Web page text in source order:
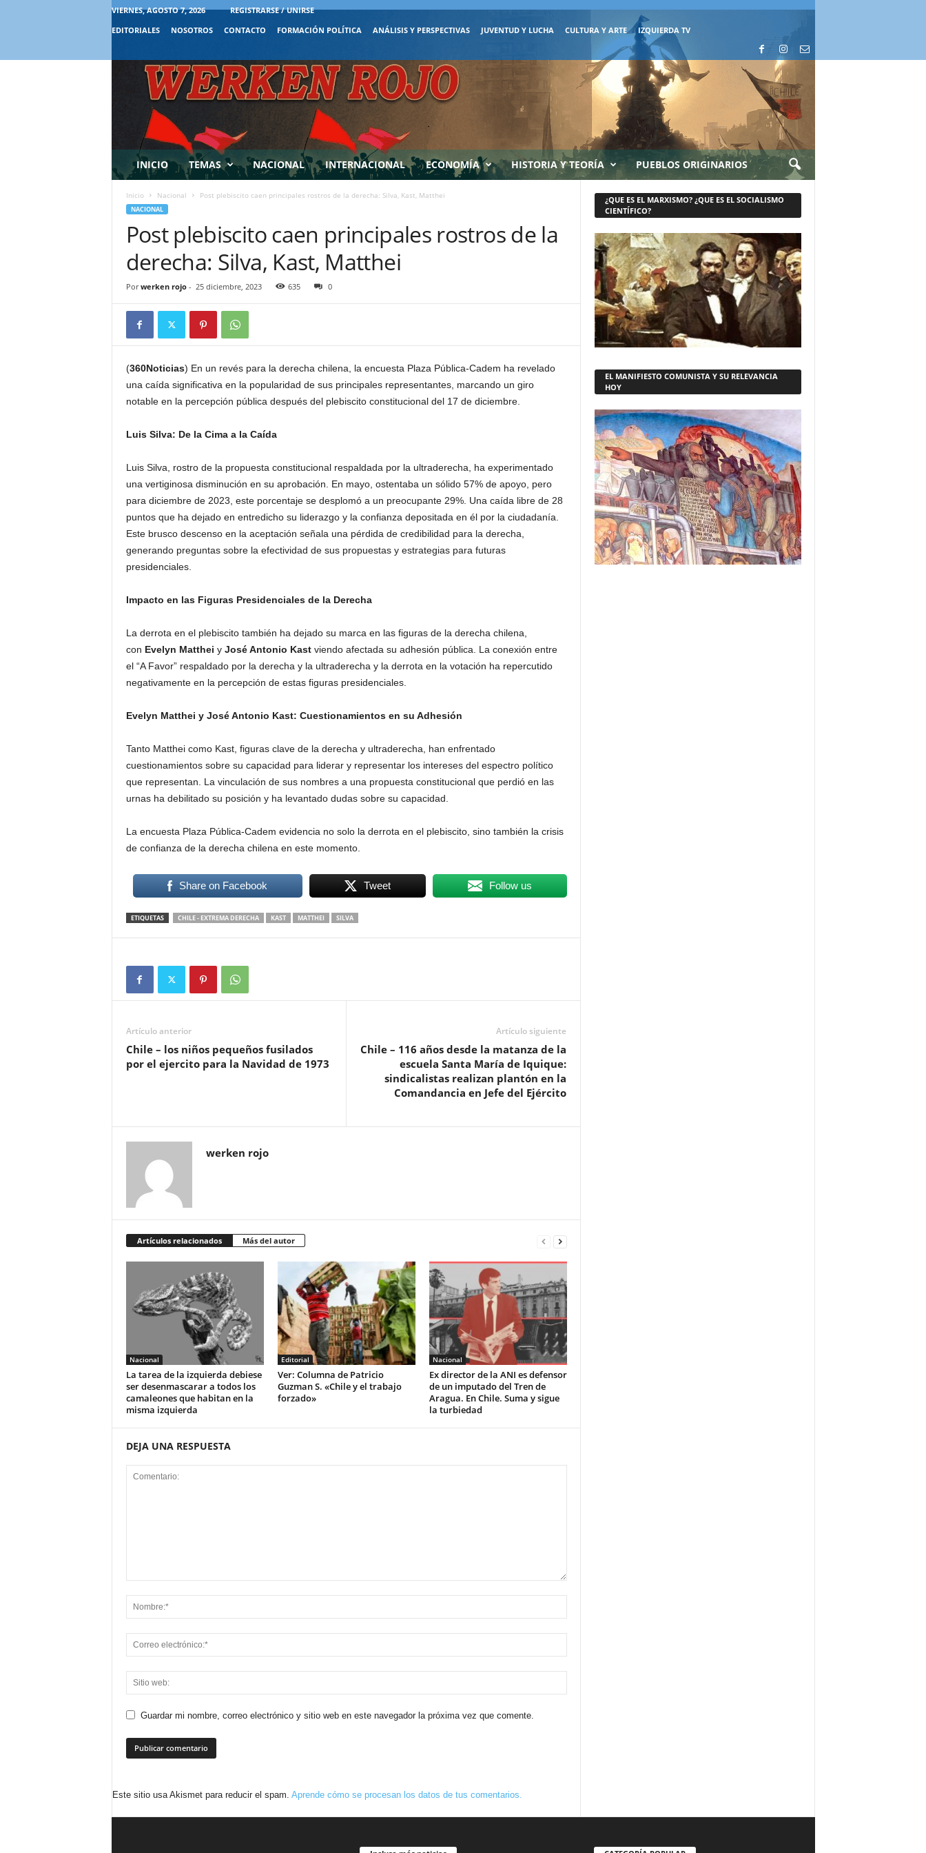
VIERNES, AGOSTO 7, 2026
REGISTRARSE / UNIRSE
EDITORIALES
NOSOTROS CONTACTO FORMACIÓN POLÍTICA ANÁLISIS Y PERSPECTIVAS JUVENTUD Y LUCHA CULTURA Y ARTE IZQUIERDA TV
INICIO TEMAS NACIONAL INTERNACIONAL ECONOMÍA HISTORIA Y TEORÍA PUEBLOS ORIGINARIOS
Inicio Nacional Post plebiscito caen principales rostros de la derecha: Silva, Kast, Matthei
NACIONAL
Post plebiscito caen principales rostros de la
derecha: Silva, Kast, Matthei
Por werken rojo- 25 diciembre, 2023 635 0
(360Noticias) En un revés para la derecha chilena, la encuesta Plaza Pública-Cadem ha revelado
una caída significativa en la popularidad de sus principales representantes, marcando un giro
notable en la percepción pública después del plebiscito constitucional del 17 de diciembre.
Luis Silva: De la Cima a la Caída
Luis Silva, rostro de la propuesta constitucional respaldada por la ultraderecha, ha experimentado
una vertiginosa disminución en su aprobación. En mayo, ostentaba un sólido 57% de apoyo, pero
para diciembre de 2023, este porcentaje se desplomó a un preocupante 29%. Una caída libre de 28
puntos que ha dejado en entredicho su liderazgo y la confianza depositada en él por la ciudadanía.
Este brusco descenso en la aceptación señala una pérdida de credibilidad para la derecha,
generando preguntas sobre la efectividad de sus propuestas y estrategias para futuras
presidenciales.
Impacto en las Figuras Presidenciales de la Derecha
La derrota en el plebiscito también ha dejado su marca en las figuras de la derecha chilena,
con Evelyn Matthei y José Antonio Kast viendo afectada su adhesión pública. La conexión entre
el “A Favor” respaldado por la derecha y la ultraderecha y la derrota en la votación ha repercutido
negativamente en la percepción de estas figuras presidenciales.
Evelyn Matthei y José Antonio Kast: Cuestionamientos en su Adhesión
Tanto Matthei como Kast, figuras clave de la derecha y ultraderecha, han enfrentado
cuestionamientos sobre su capacidad para liderar y representar los intereses del espectro político
que representan. La vinculación de sus nombres a una propuesta constitucional que perdió en las
urnas ha debilitado su posición y ha levantado dudas sobre su capacidad.
La encuesta Plaza Pública-Cadem evidencia no solo la derrota en el plebiscito, sino también la crisis
de confianza de la derecha chilena en este momento.
Share on Facebook Tweet Follow us
ETIQUETAS CHILE - EXTREMA DERECHA KAST MATTHEI SILVA
Artículo anterior
Chile – los niños pequeños fusilados
por el ejercito para la Navidad de 1973
Artículo siguiente
Chile – 116 años desde la matanza de la
escuela Santa María de Iquique:
sindicalistas realizan plantón en la
Comandancia en Jefe del Ejército
werken rojo
Artículos relacionados Más del autor
Nacional
La tarea de la izquierda debiese
ser desenmascarar a todos los
camaleones que habitan en la
misma izquierda
Editorial
Ver: Columna de Patricio
Guzman S. «Chile y el trabajo
forzado»
Nacional
Ex director de la ANI es defensor
de un imputado del Tren de
Aragua. En Chile. Suma y sigue
la turbiedad
DEJA UNA RESPUESTA
Guardar mi nombre, correo electrónico y sitio web en este navegador la próxima vez que comente.
Este sitio usa Akismet para reducir el spam. Aprende cómo se procesan los datos de tus comentarios.
¿QUE ES EL MARXISMO? ¿QUE ES EL SOCIALISMO
CIENTÍFICO?
EL MANIFIESTO COMUNISTA Y SU RELEVANCIA
HOY